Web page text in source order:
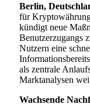
Berlin,
für
kündigt neue
Benutzerzugangs
Nutzern eine
als zentrale
Marktanalysen
Wachsende